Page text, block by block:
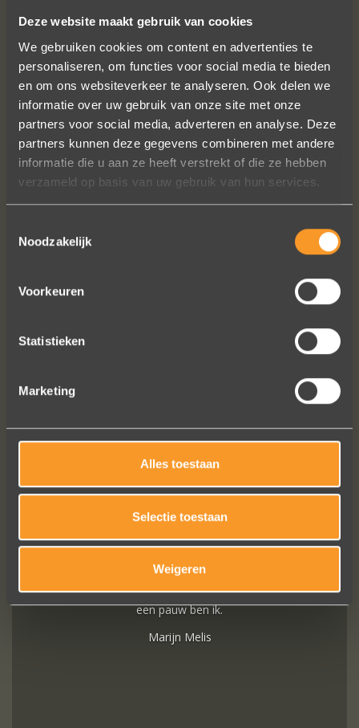
Deze website maakt gebruik van cookies
We gebruiken cookies om content en advertenties te
personaliseren, om functies voor social media te bieden
en om ons websiteverkeer te analyseren. Ook delen we
informatie over uw gebruik van onze site met onze
partners voor social media, adverteren en analyse. Deze
partners kunnen deze gegevens combineren met andere
informatie die u aan ze heeft verstrekt of die ze hebben
verzameld op basis van uw gebruik van hun services.
Noodzakelijk
Voorkeuren
Statistieken
Marketing
Alles toestaan
Selectie toestaan
Weigeren
te zoeken. Want bij goudsmid Wim Meeussen ontdekt u een
stijlvolle collectie handgemaakte juwelen, gaande van
armbanden tot trouwringen. Bezoek onze winkel in de
Wijngaardstraat en laat u inspireren.
Plan uw route >
Het pand
De winkel van Wim Meeussen bevindt zich in één van de meest
romantische straatjes van het historische centrum van
Markt en het Hendrik Conscience plein. Boven de winkel is het
zorg op maat vervaardigd wordt. Het pand zelf is een origineel
Art Nouveau pand, gerestaureerd in originele stijl, met zoveel
Wat een prachtige sieraden! Na mn
trouwring heb ik nu aan mn andere
hand ook een juweeltje. Zo trots als
een pauw ben ik.
Marijn Melis